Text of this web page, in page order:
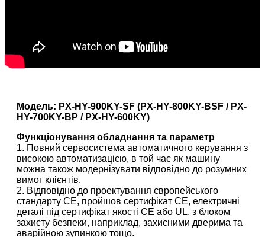
Модель: PX-HY-900KY-SF (PX-HY-800KY-BSF / PX-
HY-700KY-BP / PX-HY-600KY)
Функціонування обладнання та параметр
1. Повний сервосистема автоматичного керування з
високою автоматизацією, в той час як машину
можна також модернізувати відповідно до розумних
вимог клієнтів.
2. Відповідно до проектування європейського
стандарту CE, пройшов сертифікат CE, електричні
деталі під сертифікат якості CE або UL, з блоком
захисту безпеки, наприклад, захисними дверима та
аварійною зупинкою тощо.